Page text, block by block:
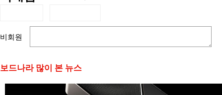
비회원
보드나라 많이 본 뉴스